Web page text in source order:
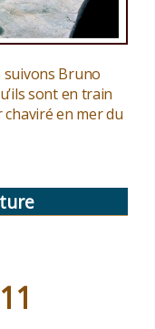
suivons Bruno
sont en train
en mer du